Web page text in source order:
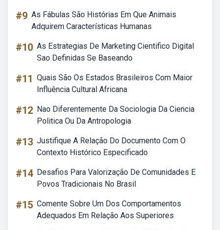
#9 As Fábulas São Histórias Em Que Animais
Adquirem Características Humanas
#10 As Estrategias De Marketing Cientifico Digital
Sao Definidas Se Baseando
#11 Quais São Os Estados Brasileiros Com Maior
Influência Cultural Africana
#12 Nao Diferentemente Da Sociologia Da Ciencia
Politica Ou Da Antropologia
#13 Justifique A Relação Do Documento Com O
Contexto Histórico Especificado
#14 Desafios Para Valorização De Comunidades E
Povos Tradicionais No Brasil
#15 Comente Sobre Um Dos Comportamentos
Adequados Em Relação Aos Superiores